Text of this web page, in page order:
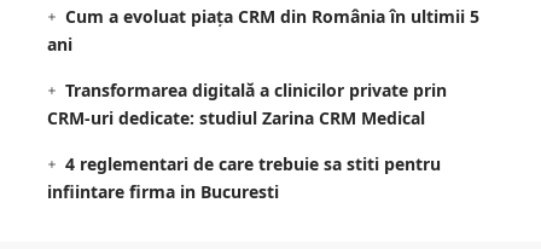
Cum a evoluat piața CRM din România în ultimii 5
ani
Transformarea digitală a clinicilor private prin
CRM-uri dedicate: studiul Zarina CRM Medical
4 reglementari de care trebuie sa stiti pentru
infiintare firma in Bucuresti